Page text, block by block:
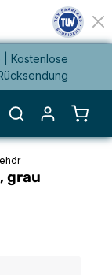
| Kostenlose
grau